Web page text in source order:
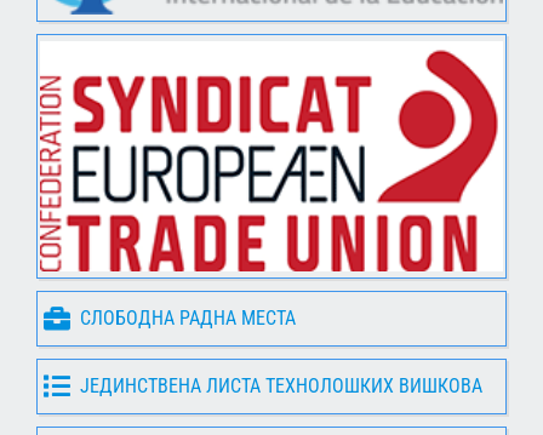
СЛОБОДНА РАДНА МЕСТА
ЈЕДИНСТВЕНА ЛИСТА ТЕХНОЛОШКИХ ВИШКОВА